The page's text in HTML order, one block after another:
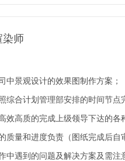
染师
中景观设计的效果图制作方案；
综合计划管理部安排的时间节点
效高质的完成上级领导下达的各
质量和进度负责（图纸完成后自
中遇到的问题及解决方案及需注